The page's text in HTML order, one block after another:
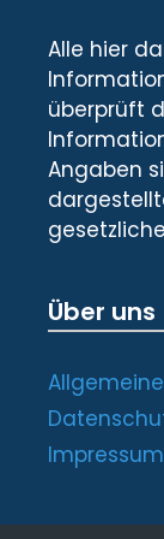
Alle hier
überprüft
Angaben
Über uns
Impressum